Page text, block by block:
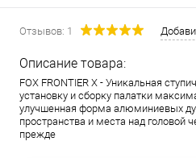
Отзывов: 1
Описание товара:
FOX FRONTIER X - Уникальная
установку и сборку палатки
улучшенная форма алюминиевых
пространства и места над головой
прежде